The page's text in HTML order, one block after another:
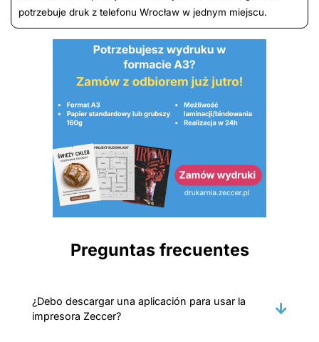
potrzebuje druk z telefonu Wrocław w jednym miejscu.
Preguntas frecuentes
¿Debo descargar una aplicación para usar la
impresora Zeccer?